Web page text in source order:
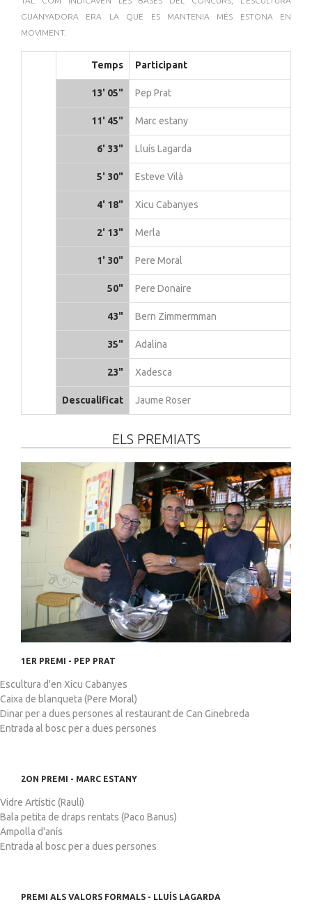
GUANYADORA ERA LA QUE ES MANTENIA MÉS ESTONA EN
MOVIMENT.
Temps Participant
13' 05" Pep Prat
11' 45" Marc estany
6' 33" Lluís Lagarda
5' 30" Esteve Vilà
4' 18" Xicu Cabanyes
2' 13" Merla
1' 30" Pere Moral
50" Pere Donaire
43" Bern Zimmermman
35" Adalina
23" Xadesca
Descualificat Jaume Roser
ELS PREMIATS
1ER PREMI - PEP PRAT
Escultura d'en Xicu Cabanyes
Caixa de blanqueta (Pere Moral)
Dinar per a dues persones al restaurant de Can Ginebreda
Entrada al bosc per a dues persones
2ON PREMI - MARC ESTANY
Vidre Artístic (Rauli)
Bala petita de draps rentats (Paco Banus)
Ampolla d'anís
Entrada al bosc per a dues persones
PREMI ALS VALORS FORMALS - LLUÍS LAGARDA